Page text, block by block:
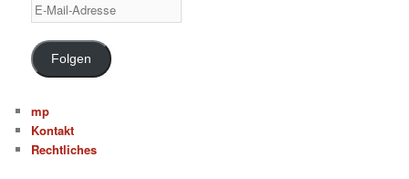
E
-
M
a
i
-
A
d
Folgen
mp
Kontakt
Rechtliches